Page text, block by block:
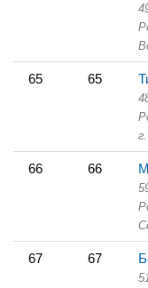
65 65
66 66
67 67